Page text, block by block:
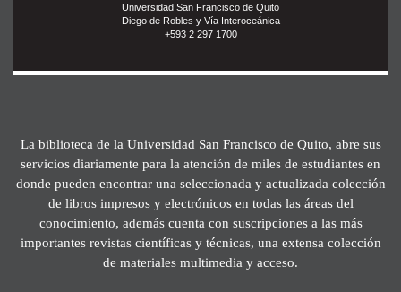
Universidad San Francisco de Quito
Diego de Robles y Vía Interoceánica
+593 2 297 1700
La biblioteca de la Universidad San Francisco de Quito, abre sus
servicios diariamente para la atención de miles de estudiantes en
donde pueden encontrar una seleccionada y actualizada colección
de libros impresos y electrónicos en todas las áreas del
conocimiento, además cuenta con suscripciones a las más
importantes revistas científicas y técnicas, una extensa colección
de materiales multimedia y acceso.